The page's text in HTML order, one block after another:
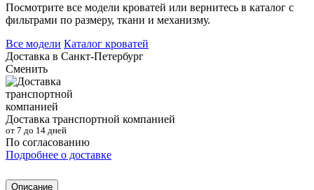
Посмотрите все модели кроватей или вернитесь в каталог с
фильтрами по размеру, ткани и механизму.
Все модели Каталог кроватей
Доставка в Санкт-Петербург
Сменить
Доставка транспортной компанией
от 7 до 14 дней
По согласованию
Подробнее о доставке
Описание